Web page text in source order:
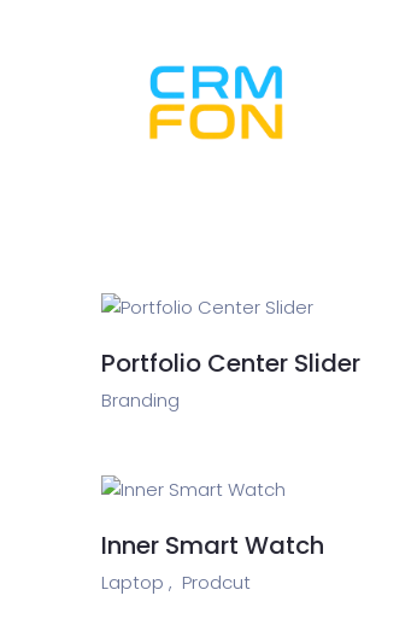
Portfolio Center Slider
Branding
Inner Smart Watch
Laptop , Prodcut